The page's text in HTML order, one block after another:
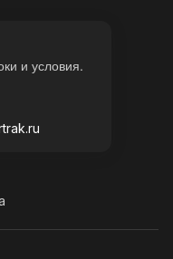
и условия.